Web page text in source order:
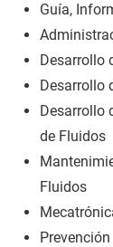
Guía,
Desarrollo
Desarrollo
Desarrollo
de Fluidos
Fluidos